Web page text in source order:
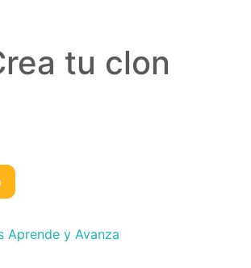
tu clon
Aprende y Avanza